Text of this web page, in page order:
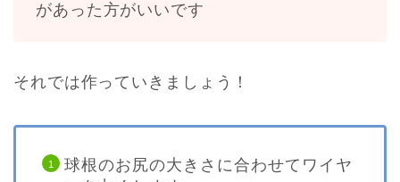
があった方がいいです
それでは作っていきましょう！
球根のお尻の大きさに合わせてワイヤ